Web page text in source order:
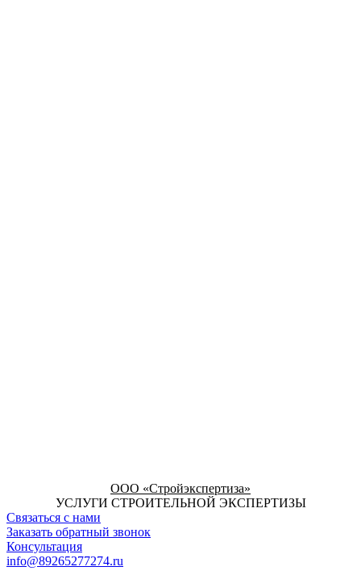
ООО «Стройэкспертиза»
УСЛУГИ СТРОИТЕЛЬНОЙ ЭКСПЕРТИЗЫ
Связаться с нами
Заказать обратный звонок
Консультация
info@89265277274.ru